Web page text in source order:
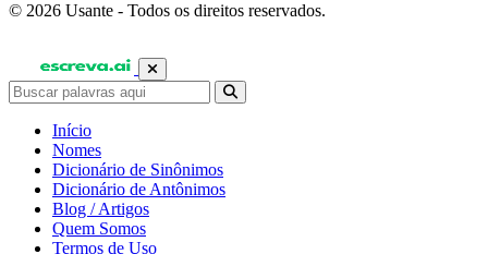
© 2026 Usante - Todos os direitos reservados.
Início
Nomes
Dicionário de Sinônimos
Dicionário de Antônimos
Blog / Artigos
Quem Somos
Termos de Uso